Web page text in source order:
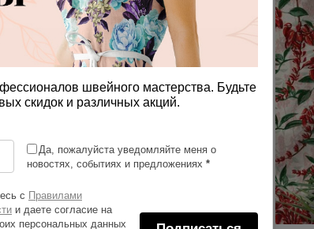
швейного мастерства. Будьте
скидок и различных акций.
Да, пожалуйста уведомляйте меня о
новостях, событиях и предложениях *
с Правилами
и даете согласие на
персональных данных